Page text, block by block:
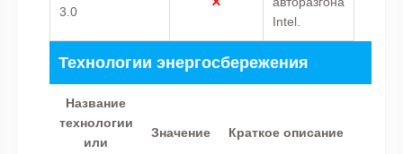
3.0
Intel.
Технологии энергосбережения
Название
технологии
или
Значение Краткое описание